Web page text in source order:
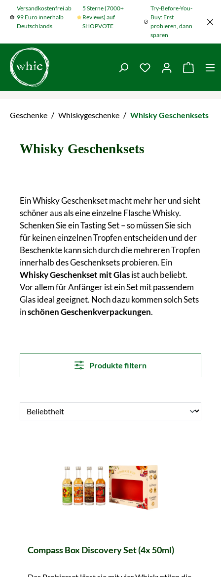
Zum Hauptinhalt springen
Versandkostenfrei ab
99 Euro innerhalb
Deutschlands
5 Sterne (7000+
Reviews) auf
SHOPVOTE
Try-Before-You-
Buy: Erst
probieren, dann
sparen
Du hast 0
Geschenke / Whiskygeschenke / Whisky Geschenksets
Whisky Geschenksets
Ein Whisky Geschenkset macht mehr her und sieht
schöner aus als eine einzelne Flasche Whisky.
Schenken Sie ein Tasting Set – so müssen Sie sich
für keinen einzelnen Tropfen entscheiden und der
Beschenkte kann sich durch die mehreren Tropfen
innerhalb des Geschenksets probieren. Ein
Whisky Geschenkset mit Glasist auch beliebt.
Vor allem für Anfänger ist ein Set mit passendem
Glas ideal geeignet. Noch dazu kommen solch Sets
inschönen Geschenkverpackungen.
Produkte filtern
Compass Box Discovery Set (4x 50ml)